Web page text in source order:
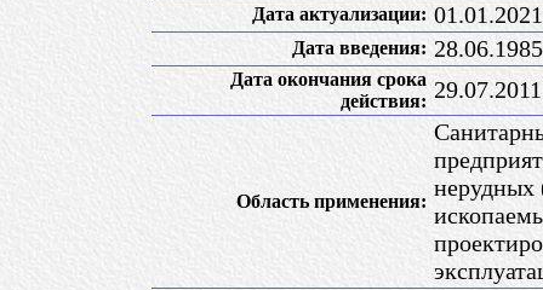
Дата актуализации: 01.01.2021
Дата введения: 28.06.1985
Дата окончания срока
действия: 29.07.2011
Область применения:
нерудных